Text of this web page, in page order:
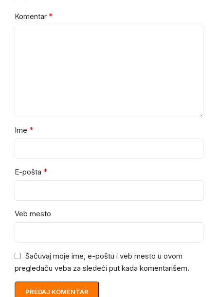
Komentar *
Ime *
E-pošta *
Veb mesto
Sačuvaj moje ime, e-poštu i veb mesto u ovom
pregledaču veba za sledeći put kada komentarišem.